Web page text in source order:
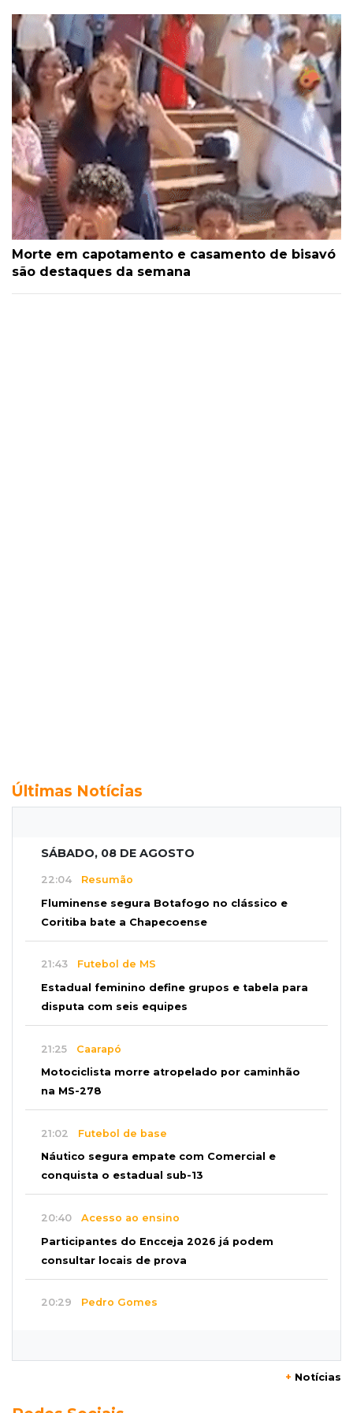
Morte em capotamento e casamento de bisavó
são destaques da semana
Últimas Notícias
SÁBADO, 08 DE AGOSTO
22:04 Resumão
Fluminense segura Botafogo no clássico e
Coritiba bate a Chapecoense
21:43 Futebol de MS
Estadual feminino define grupos e tabela para
disputa com seis equipes
21:25 Caarapó
Motociclista morre atropelado por caminhão
na MS-278
21:02 Futebol de base
Náutico segura empate com Comercial e
conquista o estadual sub-13
20:40 Acesso ao ensino
Participantes do Encceja 2026 já podem
consultar locais de prova
20:29 Pedro Gomes
Pantanal treina em Goiânia antes de jogo que
+ Notícias